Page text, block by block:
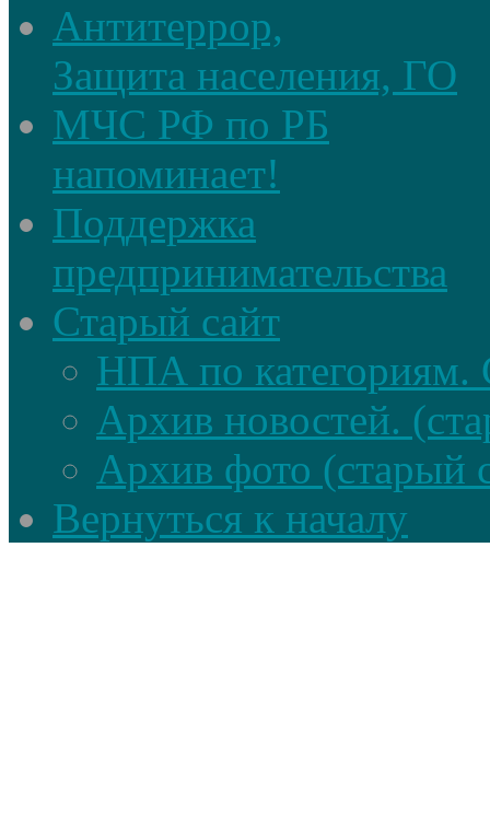
Антитеррор,
Защита населения, ГО
МЧС РФ по РБ
напоминает!
Поддержка
предпринимательства
Старый сайт
НПА по категориям.
Архив новостей.
Архив фото (старый
Вернуться к началу